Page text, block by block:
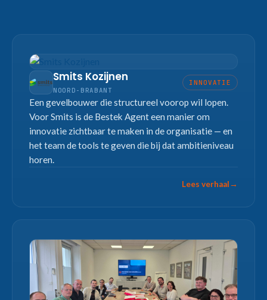
Smits Kozijnen
NOORD-BRABANT
INNOVATIE
Een gevelbouwer die structureel voorop wil lopen.
Voor Smits is de Bestek Agent een manier om
innovatie zichtbaar te maken in de organisatie — en
het team de tools te geven die bij dat ambitieniveau
horen.
Lees verhaal→